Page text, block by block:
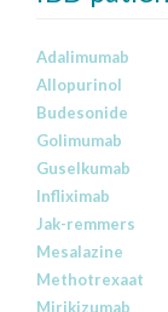
Adalimumab
Allopurinol
Budesonide
Golimumab
Guselkumab
Infliximab
Jak-remmers
Mesalazine
Methotrexaat
Mirikizumab